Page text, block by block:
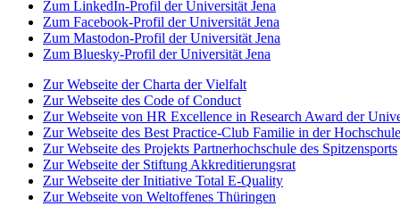
Zum LinkedIn-Profil der Universität Jena
Zum Facebook-Profil der Universität Jena
Zum Mastodon-Profil der Universität Jena
Zum Bluesky-Profil der Universität Jena
Zur Webseite der Charta der Vielfalt
Zur Webseite des Code of Conduct
Zur Webseite von HR Excellence in Research Award der
Zur Webseite des Best Practice-Club Familie in der Hochschule
Zur Webseite des Projekts Partnerhochschule des Spitzensports
Zur Webseite der Stiftung Akkreditierungsrat
Zur Webseite der Initiative Total E-Quality
Zur Webseite von Weltoffenes Thüringen